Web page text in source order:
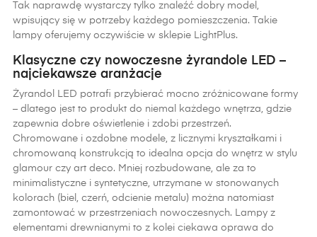
Tak naprawdę wystarczy tylko znaleźć dobry model,
wpisujący się w potrzeby każdego pomieszczenia. Takie
lampy oferujemy oczywiście w sklepie LightPlus.
Klasyczne czy nowoczesne żyrandole LED –
najciekawsze aranżacje
Żyrandol LED potrafi przybierać mocno zróżnicowane formy
– dlatego jest to produkt do niemal każdego wnętrza, gdzie
zapewnia dobre oświetlenie i zdobi przestrzeń.
Chromowane i ozdobne modele, z licznymi kryształkami i
chromowaną konstrukcją to idealna opcja do wnętrz w stylu
glamour czy art deco. Mniej rozbudowane, ale za to
minimalistyczne i syntetyczne, utrzymane w stonowanych
kolorach (biel, czerń, odcienie metalu) można natomiast
zamontować w przestrzeniach nowoczesnych. Lampy z
elementami drewnianymi to z kolei ciekawa oprawa do